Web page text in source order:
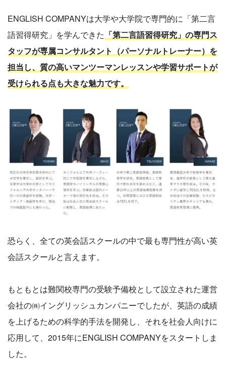
ENGLISH COMPANYは大学や大学院で専門的に「第二言
語習得研究」を学んできた 「第二言語習得研究」の専門ス
タッフが専属コンサルタント（パーソナルトレーナー）を
担当し、質の高いマンツーマンレッスンや学習サポートが
受けられる点も大きな魅力です。
恐らく、全ての英会話スクールの中で最も専門性が高い英
会話スクールと言えます。
もともとは難関校専門の受験予備校として設立された運営
会社の㈱イングリッシュカンパニーでしたが、英語の成績
を上げるための科学的手法を開発し、それを社会人向けに
応用して、2015年にENGLISH COMPANYをスタートしま
した。